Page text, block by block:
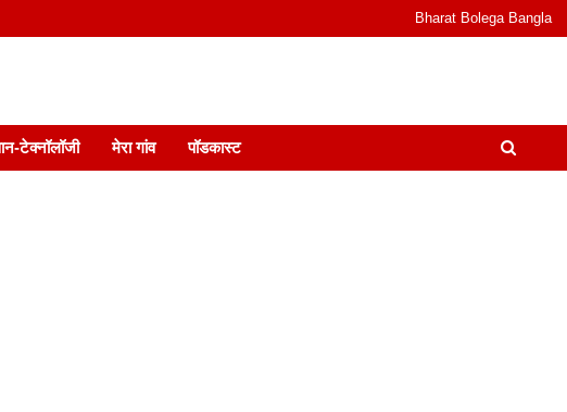
Bharat Bolega Bangla
& Podcast I जानकारी भी समझदारी भी और पॉडकास्ट
टेक्नॉलॉजी मेरा गांव पॉडकास्ट